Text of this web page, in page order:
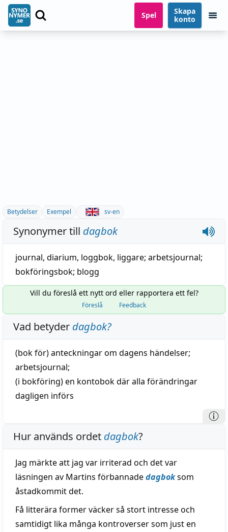
Spel
Skapa
konto
Betydelser Exempel sv-en
Synonymer till dagbok
journal, diarium, loggbok, liggare; arbetsjournal;
bokföringsbok; blogg
Vill du föreslå ett nytt ord eller rapportera ett fel?
Föreslå Feedback
Vad betyder dagbok?
(bokför) anteckningar om dagens händelser;
arbetsjournal;
(i bokföring) en kontobok där alla förändringar
dagligen införs
Hur används ordet dagbok?
Jag märkte att jag var irriterad och det var
läsningen av Martins förbannadedagboksom
åstadkommit det.
Få litterära former väcker så stort intresse och
samtidigt lika många kontroverser som just en